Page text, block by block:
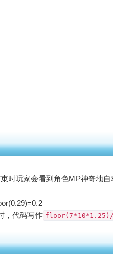
时玩家会看到角色MP神奇地
，代码写作 floor(7*10*1.25)/